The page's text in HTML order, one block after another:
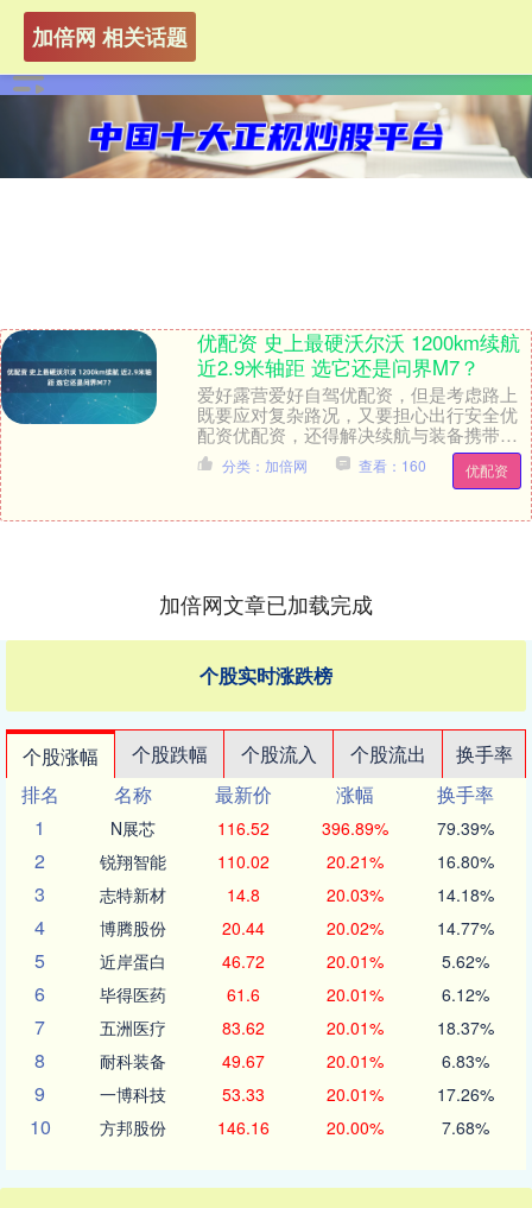
加倍网 相关话题
优配资 史上最硬沃尔沃 1200km续航
近2.9米轴距 选它还是问界M7？
爱好露营爱好自驾优配资，但是考虑路上
既要应对复杂路况，又要担心出行安全优
配资优配资，还得解决续航与装备携带的
难题？ 沃尔沃全新XC70的纯电续航超
200km，它....
优配资
分类：加倍网 查看：160
加倍网文章已加载完成
个股实时涨跌榜
个股涨幅 个股跌幅 个股流入 个股流出
换手率
排名
名称 最新价 涨幅
换手率
1
N展芯 116.52 396.89% 79.39%
2 锐翔智能 110.02 20.21% 16.80%
3 志特新材 14.8 20.03% 14.18%
4 博腾股份 20.44 20.02% 14.77%
5 近岸蛋白 46.72 20.01% 5.62%
6 毕得医药 61.6 20.01% 6.12%
7 五洲医疗 83.62 20.01% 18.37%
8 耐科装备 49.67 20.01% 6.83%
9 一博科技 53.33 20.01% 17.26%
10 方邦股份 146.16 20.00% 7.68%